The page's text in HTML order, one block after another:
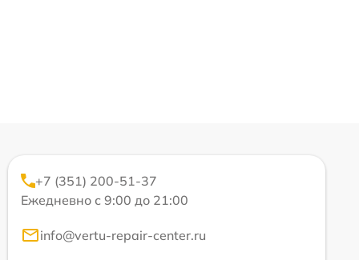
+7 (351) 200-51-37
Ежедневно с 9:00 до 21:00
info@vertu-repair-center.ru